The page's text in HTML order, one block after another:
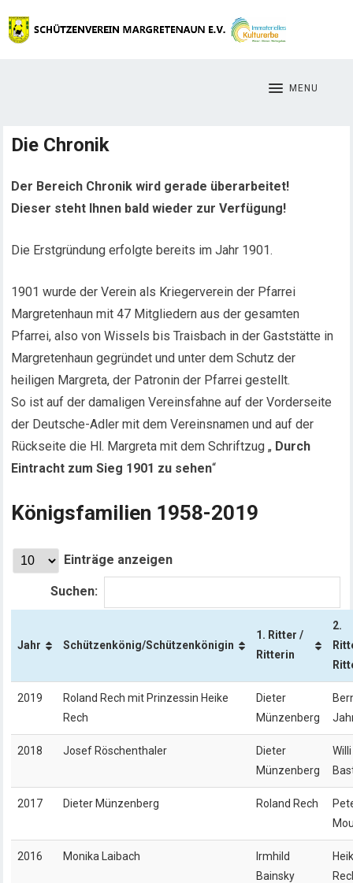
MENU
Die Chronik
Der Bereich Chronik wird gerade überarbeitet!
Dieser steht Ihnen bald wieder zur Verfügung!
Die Erstgründung erfolgte bereits im Jahr 1901.
1901 wurde der Verein als Kriegerverein der Pfarrei
Margretenhaun mit 47 Mitgliedern aus der gesamten
Pfarrei, also von Wissels bis Traisbach in der Gaststätte in
Margretenhaun gegründet und unter dem Schutz der
heiligen Margreta, der Patronin der Pfarrei gestellt.
So ist auf der damaligen Vereinsfahne auf der Vorderseite
der Deutsche-Adler mit dem Vereinsnamen und auf der
Rückseite die Hl. Margreta mit dem Schriftzug „ Durch
Eintracht zum Sieg 1901 zu sehen“
Königsfamilien 1958-2019
Einträge anzeigen
Suchen:
Jahr Schützenkönig/Schützenkönigin
1. Ritter /
Ritterin
2.
2019
Roland Rech mit Prinzessin Heike
Rech
Dieter
Münzenberg
2018 Josef Röschenthaler
Dieter
Münzenberg
Willi
2017 Dieter Münzenberg Roland Rech
2016 Monika Laibach
Irmhild
Bainsky